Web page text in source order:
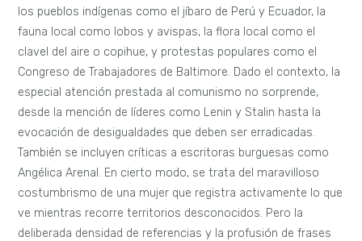
los pueblos indígenas como el jíbaro de Perú y Ecuador, la
fauna local como lobos y avispas, la flora local como el
clavel del aire o copihue, y protestas populares como el
Congreso de Trabajadores de Baltimore. Dado el contexto, la
especial atención prestada al comunismo no sorprende,
desde la mención de líderes como Lenin y Stalin hasta la
evocación de desigualdades que deben ser erradicadas.
También se incluyen críticas a escritoras burguesas como
Angélica Arenal. En cierto modo, se trata del maravilloso
costumbrismo de una mujer que registra activamente lo que
ve mientras recorre territorios desconocidos. Pero la
deliberada densidad de referencias y la profusión de frases